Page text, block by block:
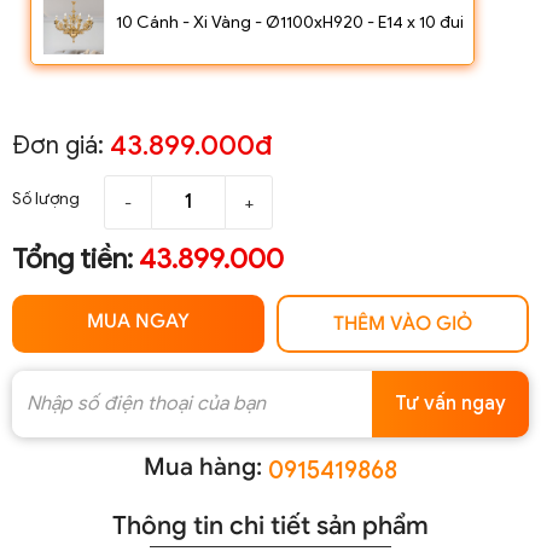
10 Cánh - Xi Vàng - Ø1100xH920 - E14 x 10 đui
Đơn giá: 43.899.000đ
Số lượng - +
Tổng tiền: 43.899.000
MUA NGAY THÊM VÀO GIỎ
Tư vấn ngay
Mua hàng: 0915419868
Thông tin chi tiết sản phẩm